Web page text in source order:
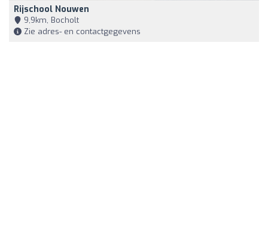
Rijschool Nouwen
9,9km, Bocholt
Zie adres- en contactgegevens